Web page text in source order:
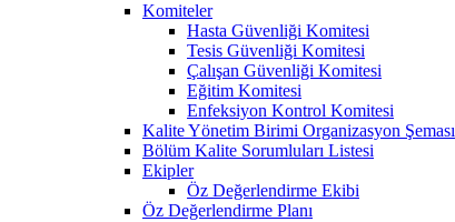
Komiteler
Hasta Güvenliği Komitesi
Tesis Güvenliği Komitesi
Çalışan Güvenliği Komitesi
Eğitim Komitesi
Enfeksiyon Kontrol Komitesi
Kalite Yönetim Birimi Organizasyon Şeması
Bölüm Kalite Sorumluları Listesi
Ekipler
Öz Değerlendirme Ekibi
Öz Değerlendirme Planı